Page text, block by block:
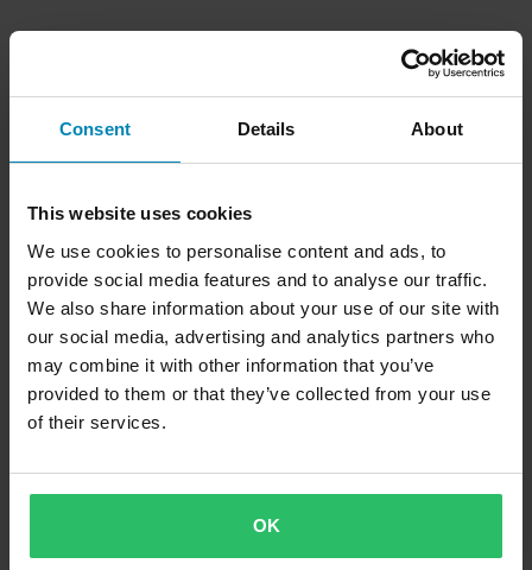
Consent Details About
This website uses cookies
We use cookies to personalise content and ads, to
provide social media features and to analyse our traffic.
We also share information about your use of our site with
our social media, advertising and analytics partners who
may combine it with other information that you’ve
provided to them or that they’ve collected from your use
of their services.
OK